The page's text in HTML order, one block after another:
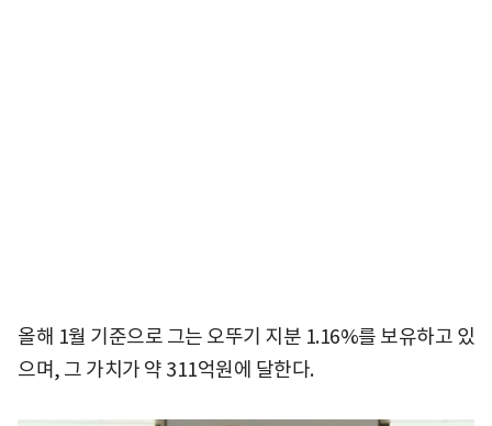
올해 1월 기준으로 그는 오뚜기 지분 1.16%를 보유하고 있
으며, 그 가치가 약 311억원에 달한다.